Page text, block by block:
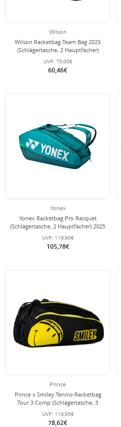
Wilson
Wilson Racketbag Team Bag 2025
(Schlägertasche, 2 Hauptfächer)
navyblau 6er
UVP: 75,00€
60,46€
Yonex
Yonex Racketbag Pro Racquet
(Schlägertasche, 2 Hauptfächer) 2025
dunkelgrün 6er
UVP: 119,90€
105,78€
Prince
Prince x Smiley Tennis-Racketbag
Tour 3 Comp (Schlägertasche, 3
Hauptfächer, Thermofach) 2025
schwarz 12er
UVP: 119,95€
78,62€